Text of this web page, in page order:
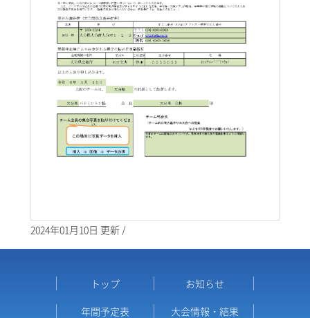
2024年01月10日 更新 /
トップ
お知らせ
年間予定表
大会情報・結果